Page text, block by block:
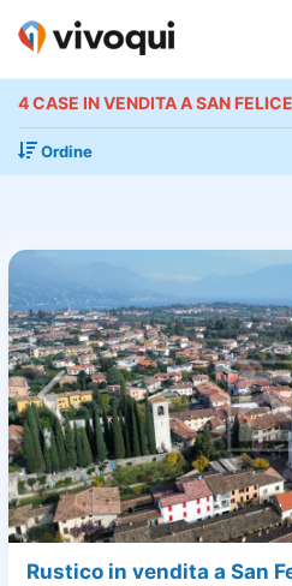
4 CASE IN VENDITA A SAN
Ordine
Rustico in vendita a San